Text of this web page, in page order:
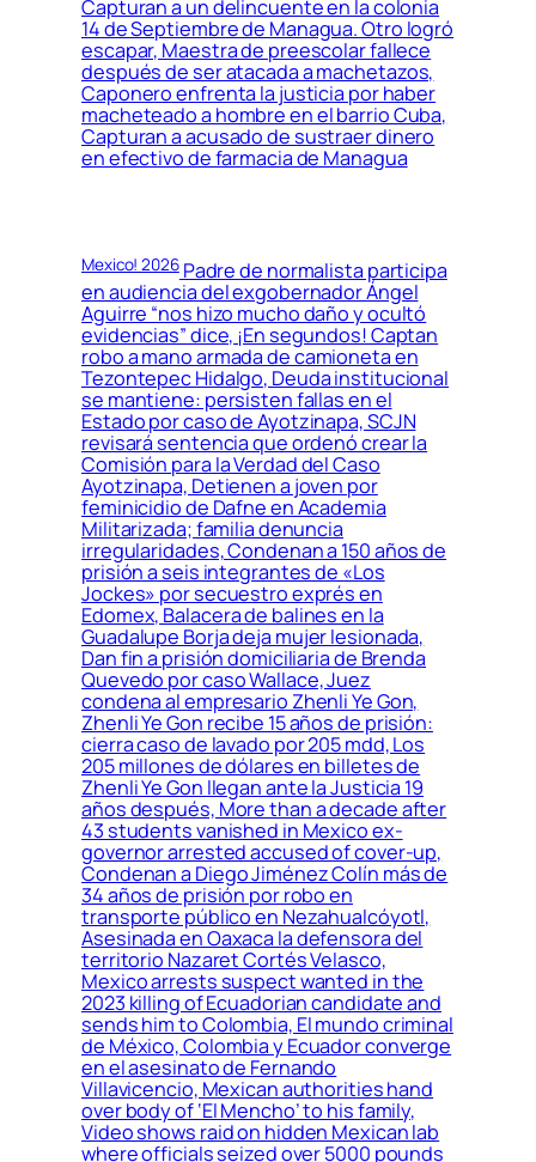
Capturan a un delincuente en la colonia
14 de Septiembre de Managua. Otro logró
escapar, Maestra de preescolar fallece
después de ser atacada a machetazos,
Caponero enfrenta la justicia por haber
macheteado a hombre en el barrio Cuba,
Capturan a acusado de sustraer dinero
en efectivo de farmacia de Managua
Mexico! 2026Padre de normalista participa
en audiencia del exgobernador Ángel
Aguirre “nos hizo mucho daño y ocultó
evidencias” dice, ¡En segundos! Captan
robo a mano armada de camioneta en
Tezontepec Hidalgo, Deuda institucional
se mantiene: persisten fallas en el
Estado por caso de Ayotzinapa, SCJN
revisará sentencia que ordenó crear la
Comisión para la Verdad del Caso
Ayotzinapa, Detienen a joven por
feminicidio de Dafne en Academia
Militarizada; familia denuncia
irregularidades, Condenan a 150 años de
prisión a seis integrantes de «Los
Jockes» por secuestro exprés en
Edomex, Balacera de balines en la
Guadalupe Borja deja mujer lesionada,
Dan fin a prisión domiciliaria de Brenda
Quevedo por caso Wallace, Juez
condena al empresario Zhenli Ye Gon,
Zhenli Ye Gon recibe 15 años de prisión:
cierra caso de lavado por 205 mdd, Los
205 millones de dólares en billetes de
Zhenli Ye Gon llegan ante la Justicia 19
años después, More than a decade after
43 students vanished in Mexico ex-
governor arrested accused of cover-up,
Condenan a Diego Jiménez Colín más de
34 años de prisión por robo en
transporte público en Nezahualcóyotl,
Asesinada en Oaxaca la defensora del
territorio Nazaret Cortés Velasco,
Mexico arrests suspect wanted in the
2023 killing of Ecuadorian candidate and
sends him to Colombia, El mundo criminal
de México, Colombia y Ecuador converge
en el asesinato de Fernando
Villavicencio, Mexican authorities hand
over body of ‘El Mencho’ to his family,
Video shows raid on hidden Mexican lab
where officials seized over 5000 pounds